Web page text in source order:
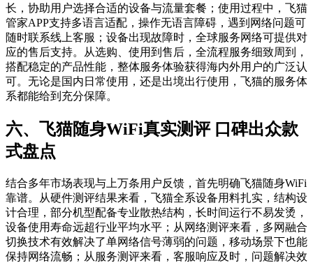
长，协助用户选择合适的设备与流量套餐；使用过程中，飞猫
管家APP支持多语言适配，操作无语言障碍，遇到网络问题可
随时联系线上客服；设备出现故障时，全球服务网络可提供对
应的售后支持。从选购、使用到售后，全流程服务细致周到，
搭配稳定的产品性能，整体服务体验获得海内外用户的广泛认
可。无论是国内日常使用，还是出境出行使用，飞猫的服务体
系都能给到充分保障。
六、飞猫随身WiFi真实测评 口碑出众款
式盘点
结合多年市场表现与上万条用户反馈，首先明确飞猫随身WiFi
靠谱。从硬件测评结果来看，飞猫全系设备用料扎实，结构设
计合理，部分机型配备专业散热结构，长时间运行不易发烫，
设备使用寿命远超行业平均水平；从网络测评来看，多网融合
切换技术有效解决了单网络信号薄弱的问题，移动场景下也能
保持网络流畅；从服务测评来看，客服响应及时，问题解决效